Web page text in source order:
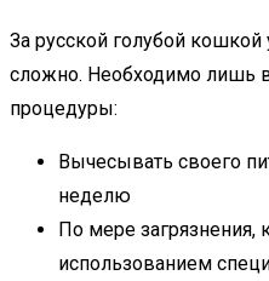
За русской голубой
сложно. Необходимо лишь
процедуры:
Вычесывать своего
неделю
По мере загрязнения,
использованием